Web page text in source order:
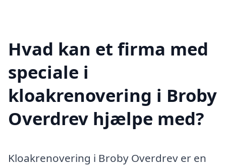
Hvad kan et firma med
speciale i
kloakrenovering i Broby
Overdrev hjælpe med?
Kloakrenovering i Broby Overdrev er en